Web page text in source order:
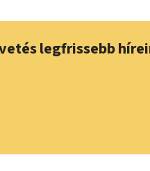
legfrissebb